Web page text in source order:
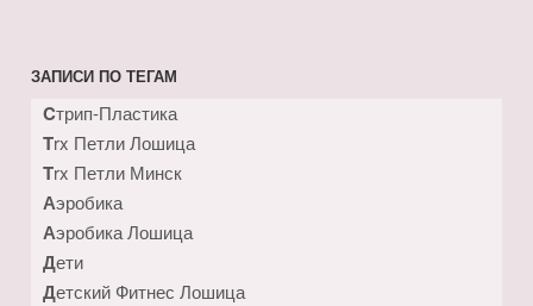
ЗАПИСИ ПО ТЕГАМ
Cтрип-Пластика
Trx Петли Лошица
Trx Петли Минск
Аэробика
Аэробика Лошица
Дети
Детский Фитнес Лошица